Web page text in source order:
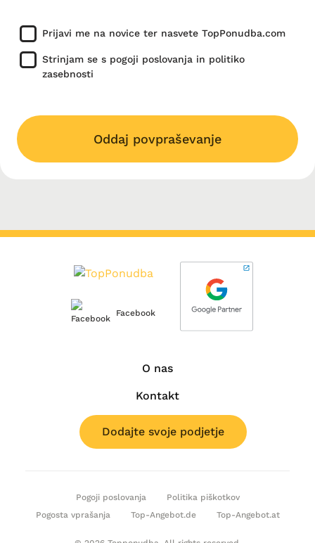
Prijavi me na novice ter nasvete TopPonudba.com
Strinjam se s pogoji poslovanja in politiko
zasebnosti
Oddaj povpraševanje
Facebook
O nas
Kontakt
Dodajte svoje podjetje
Pogoji poslovanja
Politika piškotkov
Pogosta vprašanja
Top-Angebot.de Top-Angebot.at